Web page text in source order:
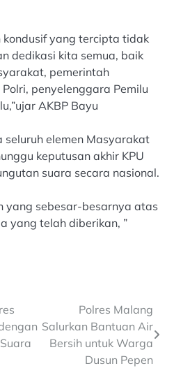
kondusif yang tercipta tidak
dedikasi kita semua, baik
pemerintah
penyelenggara Pemilu
AKBP Bayu
seluruh elemen Masyarakat
keputusan akhir KPU
suara secara nasional.
yang sebesar-besarnya atas
yang telah diberikan, ”
Polres Malang
Salurkan Bantuan Air
Bersih untuk Warga
Dusun Pepen